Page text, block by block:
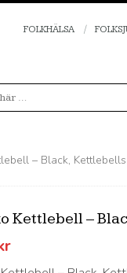
FOLKHÄLSA
– Black, Kettlebells
Kettlebell –